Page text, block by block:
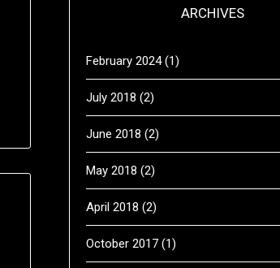
ARCHIVES
February 2024(1)
July 2018 (2)
June 2018 (2)
May 2018 (2)
April 2018 (2)
October 2017(1)